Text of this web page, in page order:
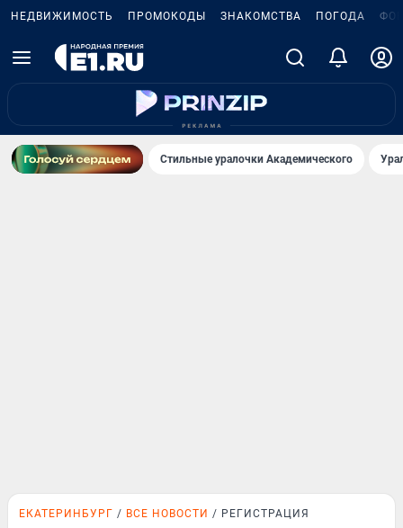
НЕДВИЖИМОСТЬ ПРОМОКОДЫ ЗНАКОМСТВА ПОГОДА
Стильные уралочки Академического
ЕКАТЕРИНБУРГ ВСЕ НОВОСТИ РЕГИСТРАЦИЯ